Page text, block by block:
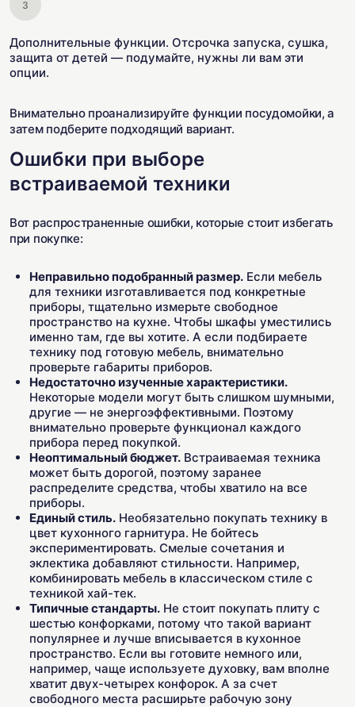
Дополнительные функции. Отсрочка запуска, сушка,
защита от детей — подумайте, нужны ли вам эти
опции.
Внимательно проанализируйте функции посудомойки, а
затем подберите подходящий вариант.
Ошибки при выборе
встраиваемой техники
Вот распространенные ошибки, которые стоит избегать
при покупке:
Неправильно подобранный размер. Если мебель
для техники изготавливается под конкретные
приборы, тщательно измерьте свободное
пространство на кухне. Чтобы шкафы уместились
именно там, где вы хотите. А если подбираете
технику под готовую мебель, внимательно
проверьте габариты приборов.
Недостаточно изученные характеристики.
Некоторые модели могут быть слишком шумными,
другие — не энергоэффективными. Поэтому
внимательно проверьте функционал каждого
прибора перед покупкой.
Неоптимальный бюджет. Встраиваемая техника
может быть дорогой, поэтому заранее
распределите средства, чтобы хватило на все
приборы.
Единый стиль. Необязательно покупать технику в
цвет кухонного гарнитура. Не бойтесь
экспериментировать. Смелые сочетания и
эклектика добавляют стильности. Например,
комбинировать мебель в классическом стиле с
техникой хай-тек.
Типичные стандарты. Не стоит покупать плиту с
шестью конфорками, потому что такой вариант
популярнее и лучше вписывается в кухонное
пространство. Если вы готовите немного или,
например, чаще используете духовку, вам вполне
хватит двух-четырех конфорок. А за счет
свободного места расширьте рабочую зону